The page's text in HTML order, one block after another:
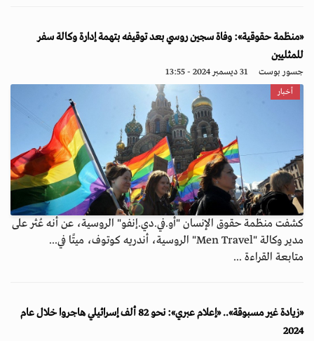
«منظمة حقوقية»: وفاة سجين روسي بعد توقيفه بتهمة إدارة وكالة سفر
للمثليين
جسور بوست 31 ديسمبر 2024 - 13:55
أخبار
كشفت منظمة حقوق الإنسان "أو.في.دي.إنفو" الروسية، عن أنه عُثر على
مدير وكالة "Men Travel" الروسية، أندريه كوتوف، ميتًا في...
متابعة القراءة ...
«زيادة غير مسبوقة».. «إعلام عبري»: نحو 82 ألف إسرائيلي هاجروا خلال عام
2024